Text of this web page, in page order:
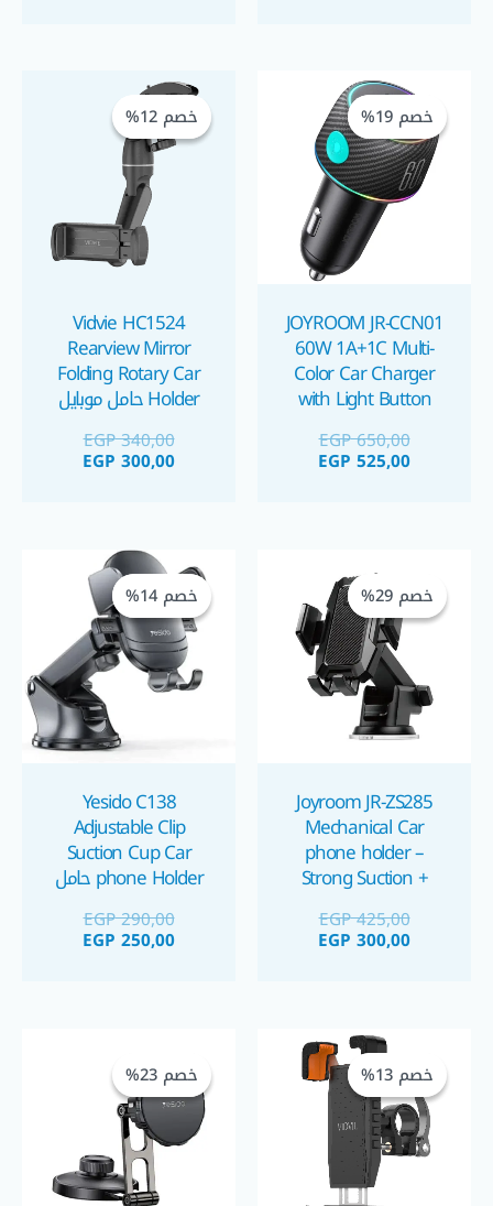
خصم 19%
خصم 19%
JOYROOM JR-CCN01
60W 1A+1C Multi-
Color Car Charger
with Light Button
EGP650,00
EGP 650,00.
EGP 525,00
EGP 525,00.
خصم 12%
خصم 12%
Vidvie HC1524
Rearview Mirror
Folding Rotary Car
Holder حامل موبايل
EGP340,00
EGP 300,00
خصم 29%
خصم 29%
Joyroom JR-ZS285
Mechanical Car
phone holder –
Strong Suction +
360° Rotation هولدر
موبايل
EGP425,00
هو:
EGP 425,00.
EGP 300,00
هو:
EGP 300,00.
خصم 14%
خصم 14%
Yesido C138
Adjustable Clip
Suction Cup Car
phone Holder حامل
EGP290,00
EGP 250,00
خصم 13%
خصم 13%
السعر
الأصلي
هو:
السعر
الحالي
هو: خصم 23%
خصم 23%